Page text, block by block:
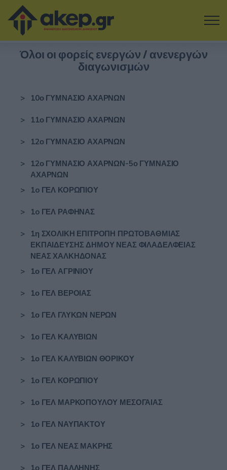
Μετάβαση στο κύριο περιεχόμενο
Η εταιρία
Επικοινωνία
Σύνδεση
Είσοδος Εγγραφή
Όλοι οι φορείς ενεργών / ανενεργών
διαγωνισμών
> 10ο ΓΥΜΝΑΣΙΟ ΑΧΑΡΝΩΝ
> 11ο ΓΥΜΝΑΣΙΟ ΑΧΑΡΝΩΝ
> 12ο ΓΥΜΝΑΣΙΟ ΑΧΑΡΝΩΝ
>
12ο ΓΥΜΝΑΣΙΟ ΑΧΑΡΝΩΝ-5ο ΓΥΜΝΑΣΙΟ
ΑΧΑΡΝΩΝ
>
1o ΓΕΛ ΚΟΡΩΠΙΟΥ
> 1o ΓΕΛ ΡΑΦΗΝΑΣ
>
1η ΣΧΟΛΙΚΗ ΕΠΙΤΡΟΠΗ ΠΡΩΤΟΒΑΘΜΙΑΣ
ΕΚΠΑΙΔΕΥΣΗΣ ΔΗΜΟΥ ΝΕΑΣ ΦΙΛΑΔΕΛΦΕΙΑΣ
ΝΕΑΣ ΧΑΛΚΗΔΟΝΑΣ
>
1ο ΓΕΛ ΑΓΡΙΝΙΟΥ
> 1ο ΓΕΛ ΒΕΡΟΙΑΣ
> 1ο ΓΕΛ ΓΛΥΚΩΝ ΝΕΡΩΝ
> 1ο ΓΕΛ ΚΑΛΥΒΙΩΝ
> 1ο ΓΕΛ ΚΑΛΥΒΙΩΝ ΘΟΡΙΚΟΥ
> 1ο ΓΕΛ ΚΟΡΩΠΙΟΥ
> 1ο ΓΕΛ ΜΑΡΚΟΠΟΥΛΟΥ ΜΕΣΟΓΑΙΑΣ
> 1ο ΓΕΛ ΝΑΥΠΑΚΤΟΥ
> 1ο ΓΕΛ ΝΕΑΣ ΜΑΚΡΗΣ
> 1ο ΓΕΛ ΠΑΛΛΗΝΗΣ